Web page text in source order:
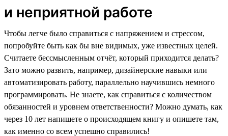
и неприятной работе
Чтобы легче было справиться с напряжением и стрессом,
попробуйте быть как бы вне видимых, уже известных целей.
Считаете бессмысленным отчёт, который приходится делать?
Зато можно развить, например, дизайнерские навыки или
автоматизировать работу, параллельно научившись немного
программировать. Не знаете, как справиться с количеством
обязанностей и уровнем ответственности? Можно думать, как
через 10 лет напишете о происходящем книгу и опишете там,
как именно со всем успешно справились!